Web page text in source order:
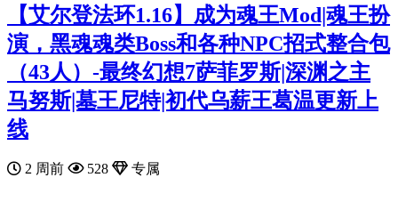
【艾尔登法环1.16】成为魂王Mod|魂王扮
演，黑魂魂类Boss和各种NPC招式整合包
（43人）-最终幻想7‌萨菲罗斯|深渊之主
马努斯|墓王尼特|初代乌薪王葛温更新上
线
2 周前 528 专属